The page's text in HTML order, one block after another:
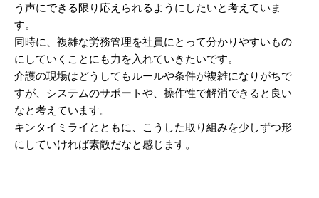
う声にできる限り応えられるようにしたいと考えていま
す。
同時に、複雑な労務管理を社員にとって分かりやすいもの
にしていくことにも力を入れていきたいです。
介護の現場はどうしてもルールや条件が複雑になりがちで
すが、システムのサポートや、操作性で解消できると良い
なと考えています。
キンタイミライとともに、こうした取り組みを少しずつ形
にしていければ素敵だなと感じます。